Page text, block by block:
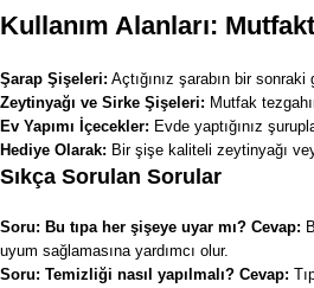
Kullanım Alanları:
Şarap Şişeleri: Açtığınız şarabın bir
Zeytinyağı ve Sirke Şişeleri: Mutfak
Ev Yapımı İçecekler: Evde yaptığınız
Hediye Olarak: Bir şişe kaliteli zeytinyağı
Sıkça Sorulan Sorular
Soru: Bu tıpa her şişeye uyar mı? Cevap:
uyum sağlamasına yardımcı olur.
Soru: Temizliği nasıl yapılmalı? Cevap: